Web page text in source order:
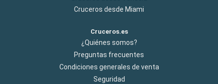
Cruceros desde Miami
Cruceros.es
¿Quiénes somos?
Preguntas frecuentes
Condiciones generales de venta
Seguridad